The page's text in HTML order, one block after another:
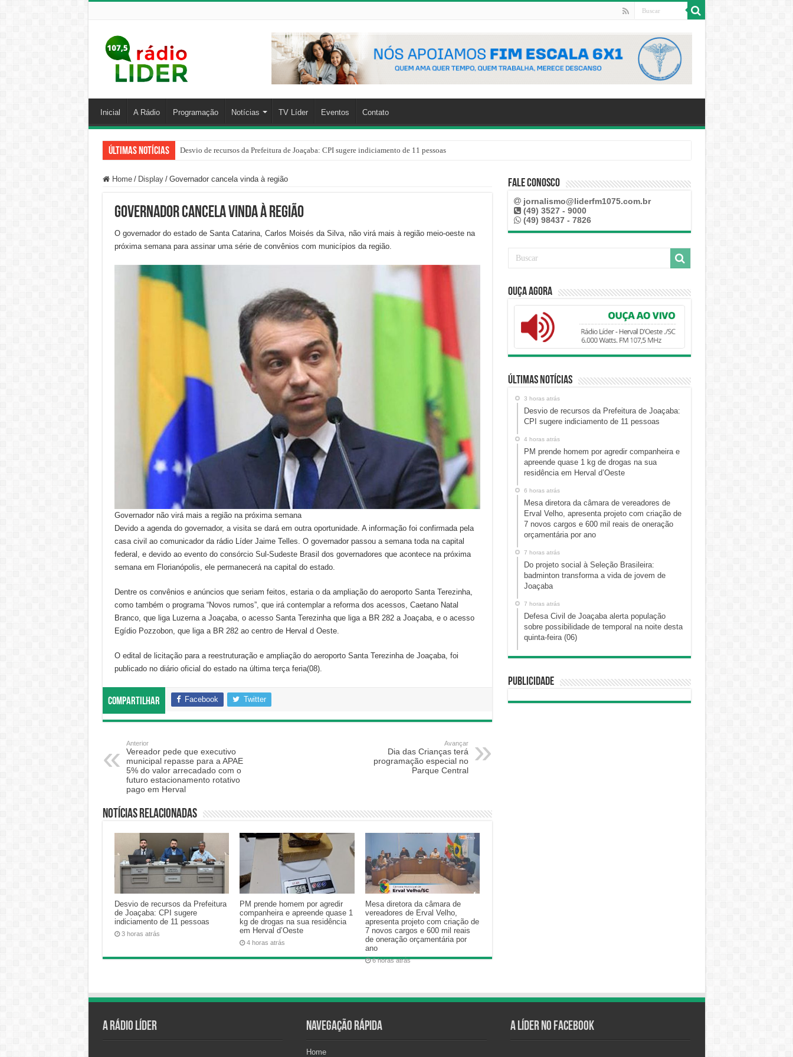
Inicial A Rádio Programação Notícias TV Líder Eventos Contato
Últimas Notícias Desvio de recursos da Prefeitura de Joaçaba: CPI sugere indiciamento de 11 pessoas
Home / Display / Governador cancela vinda à região
Governador cancela vinda à região
O governador do estado de Santa Catarina, Carlos Moisés da Silva, não virá mais à região meio-oeste na
próxima semana para assinar uma série de convênios com municípios da região.
Governador não virá mais a região na próxima semana
Devido a agenda do governador, a visita se dará em outra oportunidade. A informação foi confirmada pela
casa civil ao comunicador da rádio Líder Jaime Telles. O governador passou a semana toda na capital
federal, e devido ao evento do consórcio Sul-Sudeste Brasil dos governadores que acontece na próxima
semana em Florianópolis, ele permanecerá na capital do estado.
Dentre os convênios e anúncios que seriam feitos, estaria o da ampliação do aeroporto Santa Terezinha,
como também o programa “Novos rumos”, que irá contemplar a reforma dos acessos, Caetano Natal
Branco, que liga Luzerna a Joaçaba, o acesso Santa Terezinha que liga a BR 282 a Joaçaba, e o acesso
Egídio Pozzobon, que liga a BR 282 ao centro de Herval d Oeste.
O edital de licitação para a reestruturação e ampliação do aeroporto Santa Terezinha de Joaçaba, foi
publicado no diário oficial do estado na última terça feria(08).
Compartilhar Facebook Twitter
Anterior
Vereador pede que executivo
municipal repasse para a APAE
5% do valor arrecadado com o
futuro estacionamento rotativo
pago em Herval
Avançar
Dia das Crianças terá
programação especial no
Parque Central
Notícias relacionadas
Desvio de recursos da Prefeitura
de Joaçaba: CPI sugere
indiciamento de 11 pessoas
3 horas atrás
PM prende homem por agredir
companheira e apreende quase 1
kg de drogas na sua residência
em Herval d’Oeste
4 horas atrás
Mesa diretora da câmara de
vereadores de Erval Velho,
apresenta projeto com criação de
7 novos cargos e 600 mil reais
de oneração orçamentária por
ano
6 horas atrás
Fale Conosco
jornalismo@liderfm1075.com.br
(49) 3527 - 9000
(49) 98437 - 7826
Ouça Agora
Últimas Notícias
3 horas atrás
Desvio de recursos da Prefeitura de Joaçaba:
CPI sugere indiciamento de 11 pessoas
4 horas atrás
PM prende homem por agredir companheira e
apreende quase 1 kg de drogas na sua
residência em Herval d’Oeste
6 horas atrás
Mesa diretora da câmara de vereadores de
Erval Velho, apresenta projeto com criação de
7 novos cargos e 600 mil reais de oneração
orçamentária por ano
7 horas atrás
Do projeto social à Seleção Brasileira:
badminton transforma a vida de jovem de
Joaçaba
7 horas atrás
Defesa Civil de Joaçaba alerta população
sobre possibilidade de temporal na noite desta
quinta-feira (06)
Publicidade
A Rádio Líder Navegação Rápida
Home
A Líder no Facebook